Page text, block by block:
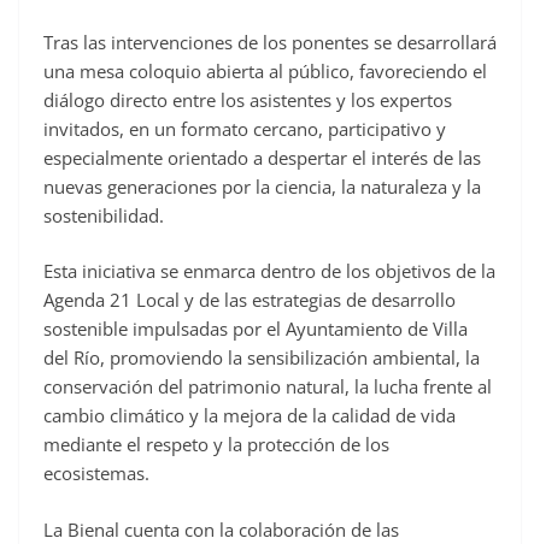
Tras las intervenciones de los ponentes se desarrollará
una mesa coloquio abierta al público, favoreciendo el
diálogo directo entre los asistentes y los expertos
invitados, en un formato cercano, participativo y
especialmente orientado a despertar el interés de las
nuevas generaciones por la ciencia, la naturaleza y la
sostenibilidad.
Esta iniciativa se enmarca dentro de los objetivos de la
Agenda 21 Local y de las estrategias de desarrollo
sostenible impulsadas por el Ayuntamiento de Villa
del Río, promoviendo la sensibilización ambiental, la
conservación del patrimonio natural, la lucha frente al
cambio climático y la mejora de la calidad de vida
mediante el respeto y la protección de los
ecosistemas.
La Bienal cuenta con la colaboración de las